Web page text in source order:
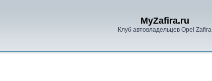
MyZafira.ru
Клуб автовладельцев Opel Zafira